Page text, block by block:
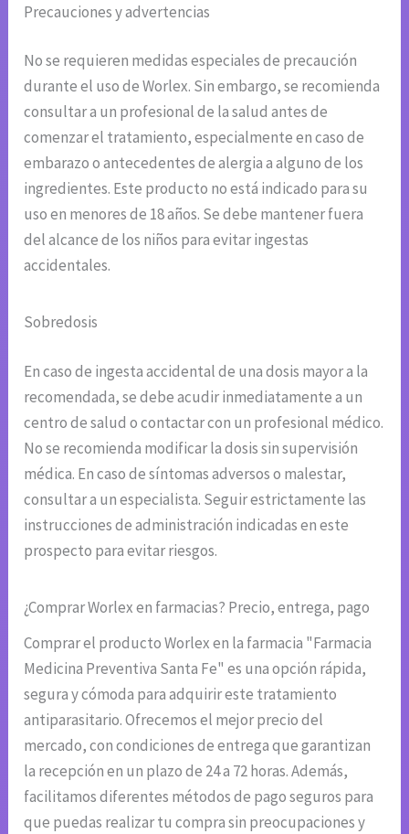
Precauciones y advertencias
No se requieren medidas especiales de precaución
durante el uso de Worlex. Sin embargo, se recomienda
consultar a un profesional de la salud antes de
comenzar el tratamiento, especialmente en caso de
embarazo o antecedentes de alergia a alguno de los
ingredientes. Este producto no está indicado para su
uso en menores de 18 años. Se debe mantener fuera
del alcance de los niños para evitar ingestas
accidentales.
Sobredosis
En caso de ingesta accidental de una dosis mayor a la
recomendada, se debe acudir inmediatamente a un
centro de salud o contactar con un profesional médico.
No se recomienda modificar la dosis sin supervisión
médica. En caso de síntomas adversos o malestar,
consultar a un especialista. Seguir estrictamente las
instrucciones de administración indicadas en este
prospecto para evitar riesgos.
¿Comprar Worlex en farmacias? Precio, entrega, pago
Comprar el producto Worlex en la farmacia "Farmacia
Medicina Preventiva Santa Fe" es una opción rápida,
segura y cómoda para adquirir este tratamiento
antiparasitario. Ofrecemos el mejor precio del
mercado, con condiciones de entrega que garantizan
la recepción en un plazo de 24 a 72 horas. Además,
facilitamos diferentes métodos de pago seguros para
que puedas realizar tu compra sin preocupaciones y